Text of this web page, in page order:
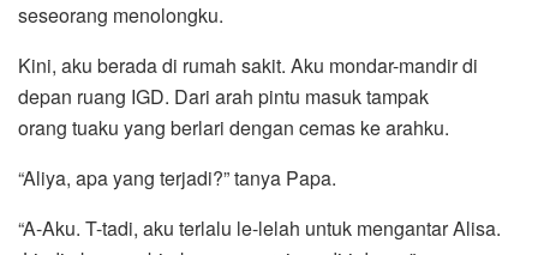
seseorang menolongku.
Kini, aku berada di rumah sakit. Aku mondar-mandir di
depan ruang IGD. Dari arah pintu masuk tampak
orang tuaku yang berlari dengan cemas ke arahku.
“Aliya, apa yang terjadi?” tanya Papa.
“A-Aku. T-tadi, aku terlalu le-lelah untuk mengantar Alisa.